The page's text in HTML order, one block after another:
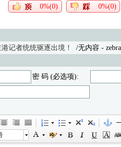
0%(0) 0%(0)
记者统统驱逐出境！ /无内容 -
密 码 (必选项):